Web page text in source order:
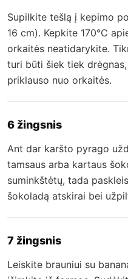
Supilkite tešlą į kepimo
16 cm). Kepkite 170°C
orkaitės neatidarykite.
turi būti šiek tiek
priklauso nuo orkaitės.
6 žingsnis
Ant dar karšto pyrago
tamsaus arba kartaus
suminkštėtų, tada
šokoladą atskirai bei
7 žingsnis
Leiskite brauniui su